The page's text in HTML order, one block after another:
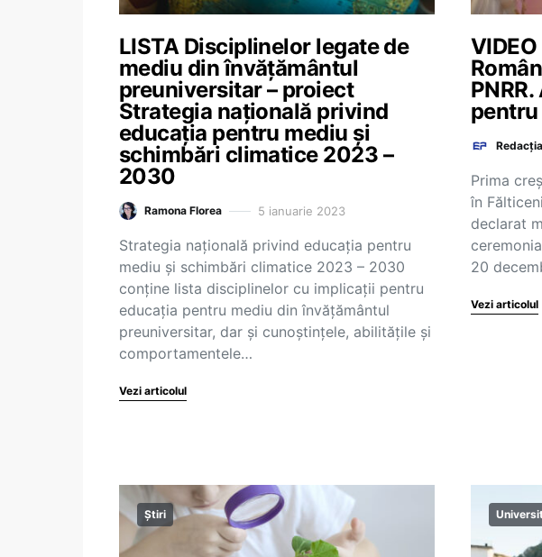
LISTA Disciplinelor legate de
mediu din învățământul
preuniversitar – proiect
Strategia națională privind
educația pentru mediu și
schimbări climatice 2023 –
2030
Ramona Florea 5 ianuarie 2023
Strategia națională privind educația pentru
mediu și schimbări climatice 2023 – 2030
conține lista disciplinelor cu implicații pentru
educația pentru mediu din învățământul
preuniversitar, dar și cunoștințele, abilitățile și
comportamentele…
Vezi articolul
Redacția
Prima
în
declarat
20
Vezi articolul
Știri